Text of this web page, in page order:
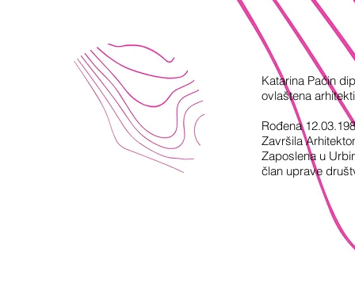
Katarina Paćin
ovlaštena
Rođena
Završila
Zaposlena u
član uprave